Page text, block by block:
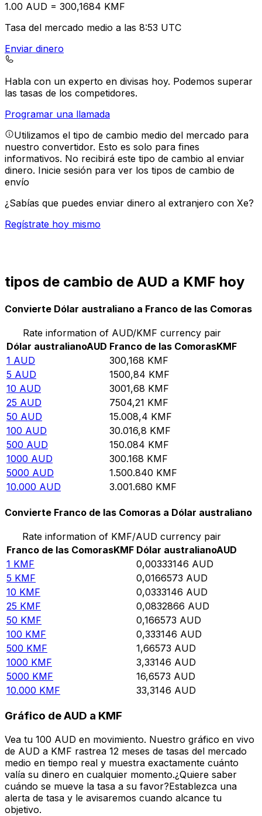
1.00 AUD = 300,1684 KMF
Tasa del mercado medio a las 8:53 UTC
Enviar dinero
Habla con un experto en divisas hoy. Podemos superar
las tasas de los competidores.
Programar una llamada
Utilizamos el tipo de cambio medio del mercado para
nuestro convertidor. Esto es solo para fines
informativos. No recibirá este tipo de cambio al enviar
dinero. Inicie sesión para ver los tipos de cambio de
envío
¿Sabías que puedes enviar dinero al extranjero con Xe?
Regístrate hoy mismo
tipos de cambio de AUD a KMF hoy
Convierte Dólar australiano a Franco de las Comoras
Rate information of AUD/KMF currency pair
Dólar australianoAUD Franco de las ComorasKMF
1 AUD 300,168 KMF
5 AUD 1500,84 KMF
10 AUD 3001,68 KMF
25 AUD 7504,21 KMF
50 AUD 15.008,4 KMF
100 AUD 30.016,8 KMF
500 AUD 150.084 KMF
1000 AUD 300.168 KMF
5000 AUD 1.500.840 KMF
10.000 AUD 3.001.680 KMF
Convierte Franco de las Comoras a Dólar australiano
Rate information of KMF/AUD currency pair
Franco de las ComorasKMF Dólar australianoAUD
1 KMF 0,00333146 AUD
5 KMF 0,0166573 AUD
10 KMF 0,0333146 AUD
25 KMF 0,0832866 AUD
50 KMF 0,166573 AUD
100 KMF 0,333146 AUD
500 KMF 1,66573 AUD
1000 KMF 3,33146 AUD
5000 KMF 16,6573 AUD
10.000 KMF 33,3146 AUD
Gráfico de AUD a KMF
Vea tu 100 AUD en movimiento. Nuestro gráfico en vivo
de AUD a KMF rastrea 12 meses de tasas del mercado
medio en tiempo real y muestra exactamente cuánto
valía su dinero en cualquier momento.¿Quiere saber
cuándo se mueve la tasa a su favor?Establezca una
alerta de tasa y le avisaremos cuando alcance tu
objetivo.